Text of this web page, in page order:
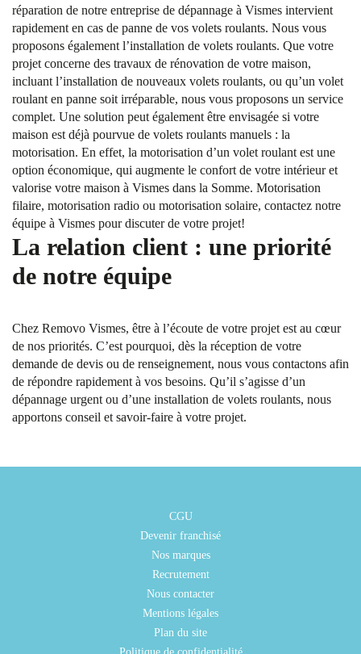
réparation de notre entreprise de dépannage à Vismes intervient
rapidement en cas de panne de vos volets roulants. Nous vous
proposons également l’installation de volets roulants. Que votre
projet concerne des travaux de rénovation de votre maison,
incluant l’installation de nouveaux volets roulants, ou qu’un volet
roulant en panne soit irréparable, nous vous proposons un service
complet. Une solution peut également être envisagée si votre
maison est déjà pourvue de volets roulants manuels : la
motorisation. En effet, la motorisation d’un volet roulant est une
option économique, qui augmente le confort de votre intérieur et
valorise votre maison à Vismes dans la Somme. Motorisation
filaire, motorisation radio ou motorisation solaire, contactez notre
équipe à Vismes pour discuter de votre projet!
La relation client : une priorité
de notre équipe
Chez Removo Vismes, être à l’écoute de votre projet est au cœur
de nos priorités. C’est pourquoi, dès la réception de votre
demande de devis ou de renseignement, nous vous contactons afin
de répondre rapidement à vos besoins. Qu’il s’agisse d’un
dépannage urgent ou d’une installation de volets roulants, nous
apportons conseil et savoir-faire à votre projet.
CGU
Devenir franchisé
Nos marques
Recrutement
Nous contacter
Mentions légales
Plan du site